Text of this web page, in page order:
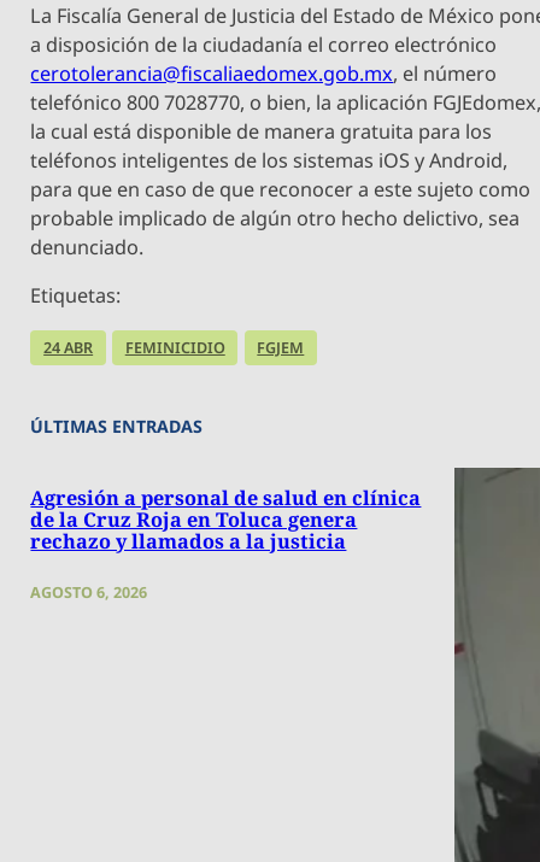
La Fiscalía General de Justicia del Estado de México
a disposición de la ciudadanía el correo electrónico
cerotolerancia@fiscaliaedomex.gob.mx, el número
telefónico 800 7028770, o bien, la aplicación
la cual está disponible de manera gratuita para los
teléfonos inteligentes de los sistemas iOS y Android,
para que en caso de que reconocer a este sujeto como
probable implicado de algún otro hecho delictivo, sea
denunciado.
Etiquetas:
24 ABR FEMINICIDIO FGJEM
ÚLTIMAS ENTRADAS
Agresión a personal de salud en clínica
de la Cruz Roja en Toluca genera
rechazo y llamados a la justicia
AGOSTO 6, 2026